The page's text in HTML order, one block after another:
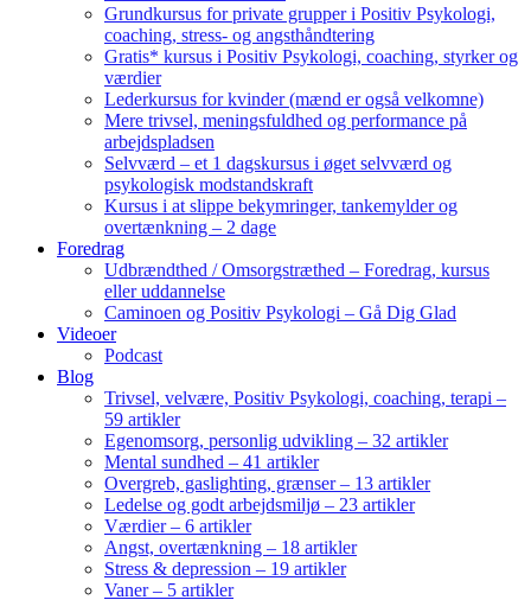
Grundkursus for private grupper i Positiv Psykologi,
coaching, stress- og angsthåndtering
Gratis* kursus i Positiv Psykologi, coaching, styrker og
værdier
Lederkursus for kvinder (mænd er også velkomne)
Mere trivsel, meningsfuldhed og performance på
arbejdspladsen
Selvværd – et 1 dagskursus i øget selvværd og
psykologisk modstandskraft
Kursus i at slippe bekymringer, tankemylder og
overtænkning – 2 dage
Foredrag
Udbrændthed / Omsorgstræthed – Foredrag, kursus
eller uddannelse
Caminoen og Positiv Psykologi – Gå Dig Glad
Videoer
Podcast
Blog
Trivsel, velvære, Positiv Psykologi, coaching, terapi –
59 artikler
Egenomsorg, personlig udvikling – 32 artikler
Mental sundhed – 41 artikler
Overgreb, gaslighting, grænser – 13 artikler
Ledelse og godt arbejdsmiljø – 23 artikler
Værdier – 6 artikler
Angst, overtænkning – 18 artikler
Stress & depression – 19 artikler
Vaner – 5 artikler